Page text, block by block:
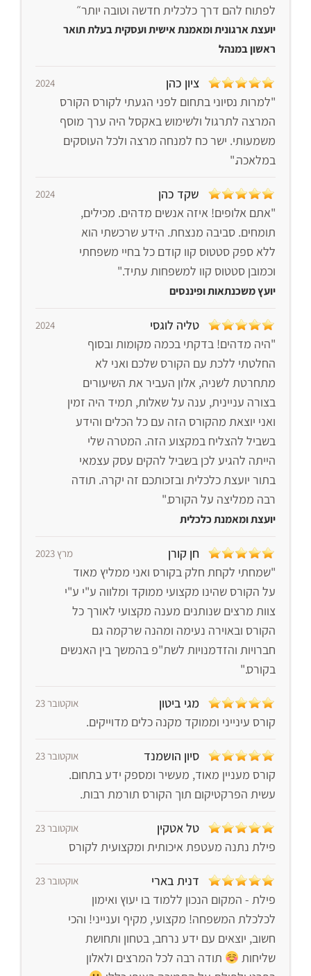
לפתוח להם דרך כלכלית חדשה וטובה יותר״
יועצת ארגונית ומאמנת אישית ועסקית בעלת תואר
ראשון במנהל
ציון כהן 2024
"למרות נסיוני בתחום לפני הגעתי לקורס הקורס
המרצה לתרגול ולשימוש באקסל היה ערך מוסף
משמעותי. ישר כח למנחה מרצה ולכל העוסקים
במלאכה."
שקד כהן 2024
"אתם אלופים! איזה אנשים מדהים. מכילים,
תומחים. סביבה מנצחת. הידע שרכשתי הוא
ללא ספק סטטוס קוו קודם כל בחיי משפחתי
וכמובן סטטוס קוו למשפחות עתיד."
יועץ משכנתאות ופיננסים
טליה לוגסי 2024
"היה מדהים! בדקתי בכמה מקומות ובסוף
החלטתי ללכת עם הקורס שלכם ואני לא
מתחרטת לשניה, אלון העביר את השיעורים
בצורה עניינית, ענה על שאלות, תמיד היה זמין
ואני יוצאת מהקורס הזה עם כל הכלים והידע
בשביל להצליח במקצוע הזה. המטרה שלי
הייתה להגיע לכן בשביל להקים עסק עצמאי
בתור יועצת כלכלית ובזכותכם זה יקרה. תודה
רבה ממליצה על הקורס."
יועצת ומאמנת כלכלית
חן קורן מרץ 2023
"שמחתי לקחת חלק בקורס ואני ממליץ מאוד
על הקורס שהינו מקצועי ממוקד ומלווה ע"י ע"י
צוות מרצים שנותנים מענה מקצועי לאורך כל
הקורס ובאוירה נעימה ומהנה שרקמה גם
חברויות והזדמנויות לשת"פ בהמשך בין האנשים
בקורס."
מגי ביטון אוקטובר 23
קורס עינייני וממוקד מקנה כלים מדוייקים.
סיון הושמנד אוקטובר 23
קורס מעניין מאוד, מעשיר ומספק ידע בתחום.
עשית הפרקטיקום תוך הקורס תורמת רבות.
טל אטקין אוקטובר 23
פילת נתנה מעטפת איכותית ומקצועית לקורס
דנית בארי אוקטובר 23
פילת - המקום הנכון ללמוד בו יעוץ ואימון
לכלכלת המשפחה! מקצועי, מקיף וענייני! והכי
חשוב, יוצאים עם ידע נרחב, בטחון ותחושת
שליחות
תודה רבה לכל המרצים ולאלון